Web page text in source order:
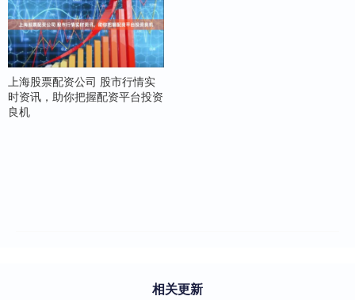
上海股票配资公司 股市行情实
时资讯，助你把握配资平台投资
良机
相关更新